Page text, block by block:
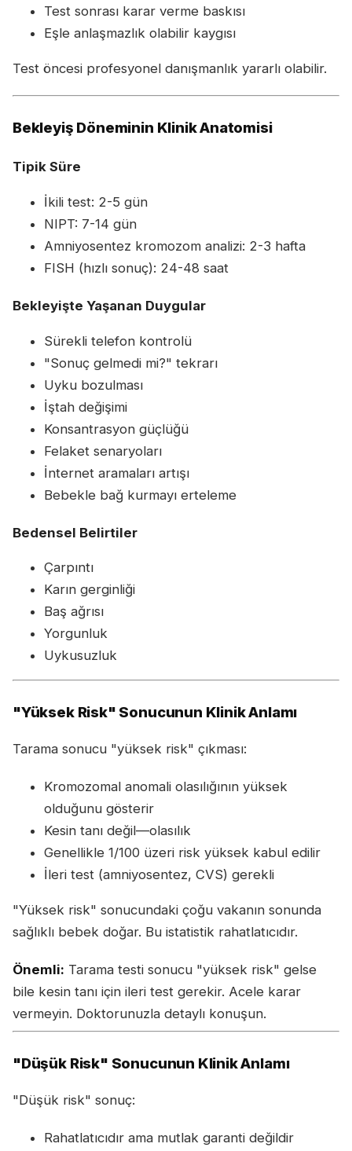
Test sonrası karar verme baskısı
Eşle anlaşmazlık olabilir kaygısı
Test öncesi profesyonel danışmanlık yararlı olabilir.
Bekleyiş Döneminin Klinik Anatomisi
Tipik Süre
İkili test: 2-5 gün
NIPT: 7-14 gün
Amniyosentez kromozom analizi: 2-3 hafta
FISH (hızlı sonuç): 24-48 saat
Bekleyişte Yaşanan Duygular
Sürekli telefon kontrolü
"Sonuç gelmedi mi?" tekrarı
Uyku bozulması
İştah değişimi
Konsantrasyon güçlüğü
Felaket senaryoları
İnternet aramaları artışı
Bebekle bağ kurmayı erteleme
Bedensel Belirtiler
Çarpıntı
Karın gerginliği
Baş ağrısı
Yorgunluk
Uykusuzluk
"Yüksek Risk" Sonucunun Klinik Anlamı
Tarama sonucu "yüksek risk" çıkması:
Kromozomal anomali olasılığının yüksek
olduğunu gösterir
Kesin tanı değil—olasılık
Genellikle 1/100 üzeri risk yüksek kabul edilir
İleri test (amniyosentez, CVS) gerekli
"Yüksek risk" sonucundaki çoğu vakanın sonunda
sağlıklı bebek doğar. Bu istatistik rahatlatıcıdır.
Önemli: Tarama testi sonucu "yüksek risk" gelse
bile kesin tanı için ileri test gerekir. Acele karar
vermeyin. Doktorunuzla detaylı konuşun.
"Düşük Risk" Sonucunun Klinik Anlamı
"Düşük risk" sonuç:
Rahatlatıcıdır ama mutlak garanti değildir